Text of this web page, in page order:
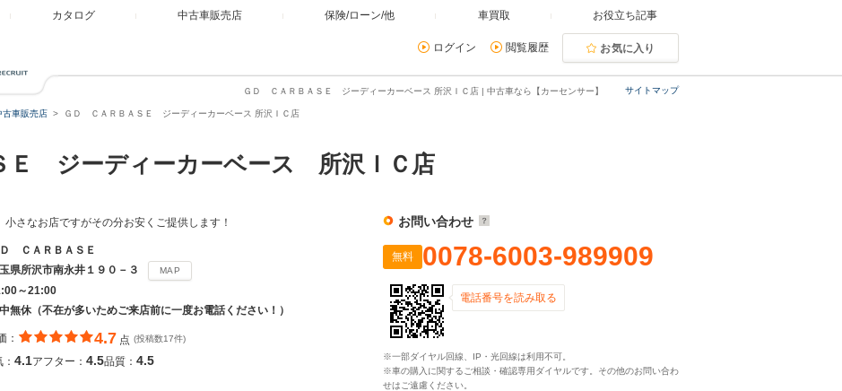
カタログ 中古車販売店 保険/ローン/他 車買取 お役立ち記事
ログイン 閲覧履歴 お気に入り
サイトマップ
ＧＤ ＣＡＲＢＡＳＥ ジーディーカーベース 所沢ＩＣ店 | 中古車なら【カーセンサー】
古車販売店 ＧＤ ＣＡＲＢＡＳＥ ジーディーカーベース 所沢ＩＣ店
Ｅ ジーディーカーベース 所沢ＩＣ店
小さなお店ですがその分お安くご提供します！
ＣＡＲＢＡＳＥ
県所沢市南永井１９０－３ MAP
～21:00
無休（不在が多いためご来店前に一度お電話ください！）
： 4.7 点 (投稿数17件)
4.1アフター： 4.5品質： 4.5
お問い合わせ
無料 0078-6003-989909
電話番号を読み取る
※一部ダイヤル回線、IP・光回線は利用不可。
※車の購入に関するご相談・確認専用ダイヤルです。その他のお問い合わ
せはご遠慮ください。